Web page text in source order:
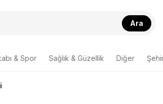
Ara
& Spor Sağlık & Güzellik Diğer